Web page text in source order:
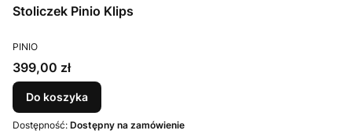
Stoliczek Pinio Klips
PRODUCENT
PINIO
Cena
399,00 zł
Do koszyka
Dostępność: Dostępny na zamówienie